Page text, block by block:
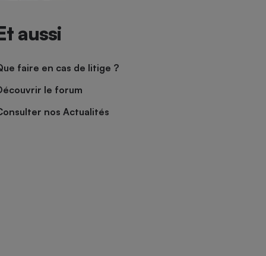
aussi
faire en cas de litige ?
le forum
nos Actualités